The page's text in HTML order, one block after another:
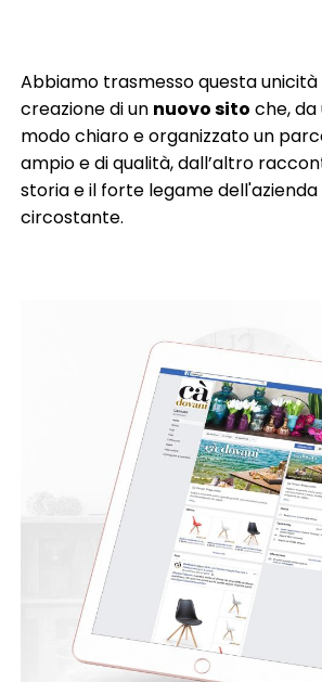
Abbiamo trasmesso questa
creazione di un nuovo sito che, da
modo chiaro e organizzato un
ampio e di qualità, dall’altro
storia e il forte legame
circostante.